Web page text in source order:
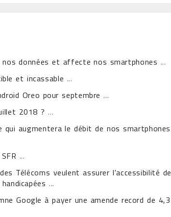
données et affecte nos smartphones ...
et incassable ...
Oreo pour septembre ...
2018 ? ...
qui augmentera le débit de nos smartphones
...
Télécoms veulent assurer l'accessibilité de
...
Google à payer une amende record de 4,3